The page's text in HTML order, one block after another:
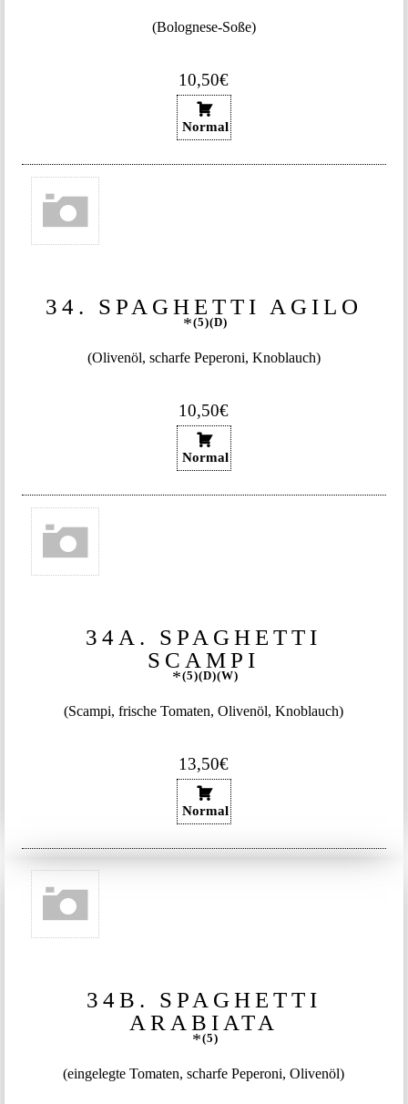
10,50€
Normal
(Bolognese-Soße)
34. SPAGHETTI AGILO
5 D
10,50€
Normal
(Olivenöl, scharfe Peperoni, Knoblauch)
34A. SPAGHETTI
SCAMPI
5 D W
13,50€
Normal
(Scampi, frische Tomaten, Olivenöl, Knoblauch)
34B. SPAGHETTI
ARABIATA
5
(eingelegte Tomaten, scharfe Peperoni, Olivenöl)